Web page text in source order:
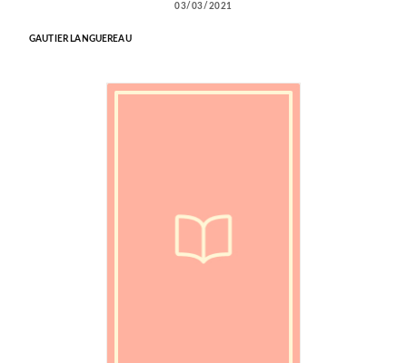
03/03/2021
GAUTIER LANGUEREAU